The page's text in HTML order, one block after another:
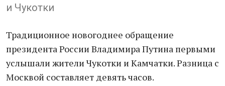
и Чукотки
Традиционное новогоднее обращение
президента России Владимира Путина первыми
услышали жители Чукотки и Камчатки. Разница с
Москвой составляет девять часов.